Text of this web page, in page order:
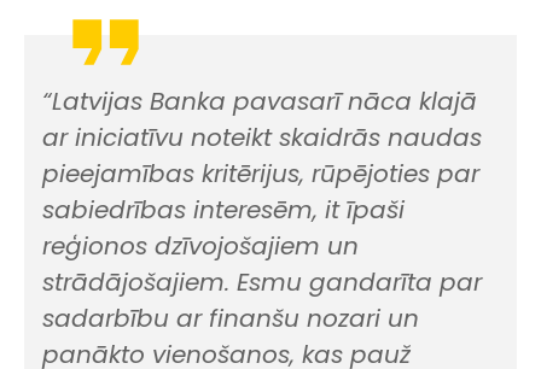
“Latvijas Banka pavasarī nāca klajā
ar iniciatīvu noteikt skaidrās naudas
pieejamības kritērijus, rūpējoties par
sabiedrības interesēm, it īpaši
reģionos dzīvojošajiem un
strādājošajiem. Esmu gandarīta par
sadarbību ar finanšu nozari un
panākto vienošanos, kas pauž